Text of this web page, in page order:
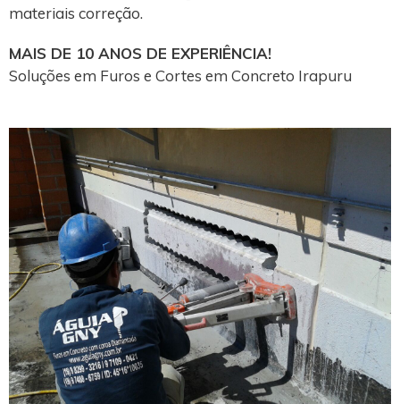
materiais correção.
MAIS DE 10 ANOS DE EXPERIÊNCIA!
Soluções em Furos e Cortes em Concreto Irapuru